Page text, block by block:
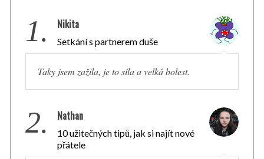
1. Nikita
Setkání s partnerem duše
Taky jsem zažila, je to síla a velká bolest.
2. Nathan
10 užitečných tipů, jak si najít nové
přátele